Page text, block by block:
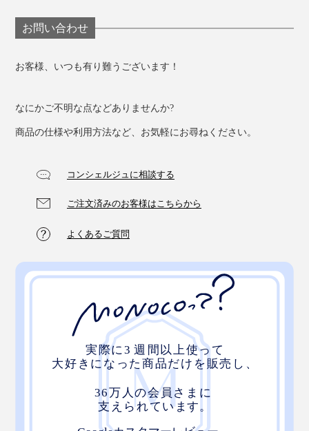
お問い合わせ
お客様、いつも有り難うございます！
なにかご不明な点などありませんか?
商品の仕様や利用方法など、お気軽にお尋ねください。
コンシェルジュに相談する
ご注文済みのお客様はこちらから
よくあるご質問